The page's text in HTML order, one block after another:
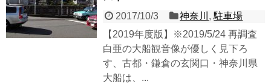
2017/10/3 神奈川 ,駐車場
【2019年度版】※2019/5/24 再調査
白亜の大船観音像が優しく見下ろ
す、古都・鎌倉の玄関口・神奈川県
大船は、...